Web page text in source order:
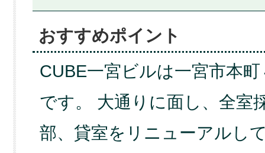
おすすめポイント
CUBE一宮ビルは一宮市本
です。 大通りに面し、全室
部、貸室をリニューアルし